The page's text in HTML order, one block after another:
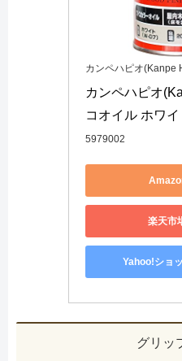
カンペハピオ(Kanpe
カンペハピオ
コオイル ホワ
5979002
楽天市
Yahoo!ショ
グリッ